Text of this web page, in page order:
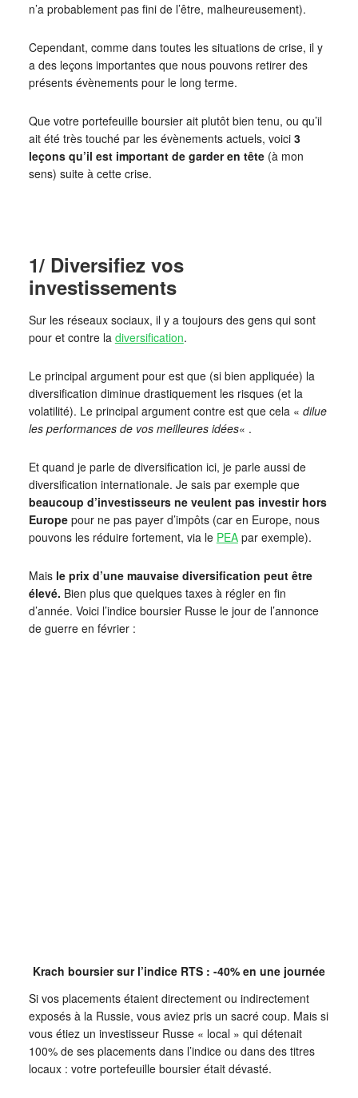
n’a probablement pas fini de l’être, malheureusement).
Cependant, comme dans toutes les situations de crise, il y
a des leçons importantes que nous pouvons retirer des
présents évènements pour le long terme.
Que votre portefeuille boursier ait plutôt bien tenu, ou qu’il
ait été très touché par les évènements actuels, voici 3
leçons qu’il est important de garder en tête(à mon
sens) suite à cette crise.
1/ Diversifiez vos
investissements
Sur les réseaux sociaux, il y a toujours des gens qui sont
pour et contre la diversification.
Le principal argument pour est que (si bien appliquée) la
diversification diminue drastiquement les risques (et la
volatilité). Le principal argument contre est que cela « dilue
les performances de vos meilleures idées« .
Et quand je parle de diversification ici, je parle aussi de
diversification internationale. Je sais par exemple que
beaucoup d’investisseurs ne veulent pas investir hors
Europe pour ne pas payer d’impôts (car en Europe, nous
pouvons les réduire fortement, via le PEApar exemple).
Mais le prix d’une mauvaise diversification peut être
élevé. Bien plus que quelques taxes à régler en fin
d’année. Voici l’indice boursier Russe le jour de l’annonce
de guerre en février :
Krach boursier sur l’indice RTS : -40% en une journée
Si vos placements étaient directement ou indirectement
exposés à la Russie, vous aviez pris un sacré coup. Mais si
vous étiez un investisseur Russe « local » qui détenait
100% de ses placements dans l’indice ou dans des titres
locaux : votre portefeuille boursier était dévasté.